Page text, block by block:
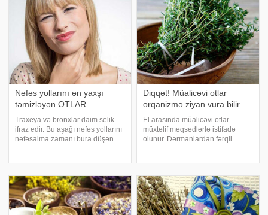
Nəfəs yollarını ən yaxşı
təmizləyən OTLAR
Traxeya və bronxlar daim selik
ifraz edir. Bu aşağı nəfəs yollarını
nəfəsalma zamanı bura düşən
hüceyrələri də var ki, bu immun
hüceyrələ
Diqqət! Müalicəvi otlar
orqanizmə ziyan vura bilir
El arasında müalicəvi otlar
müxtəlif məqsədlərlə istifadə
olunur. Dərmanlardan fərqli
həkimlə məsləhətləşmir. Lakin b